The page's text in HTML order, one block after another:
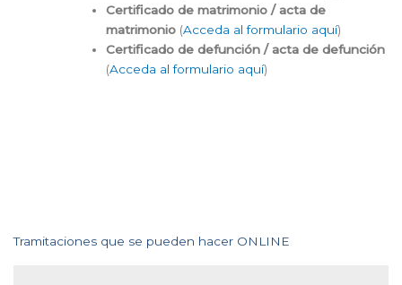
Certificado de matrimonio / acta de
matrimonio(Acceda al formulario aquí)
Certificado de defunción / acta de defunción
(Acceda al formulario aquí)
Tramitaciones que se pueden hacer ONLINE